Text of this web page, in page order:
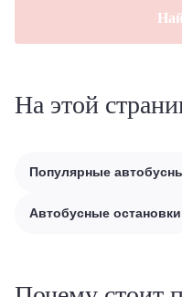
На этой
Популярные
Автобусные остановки